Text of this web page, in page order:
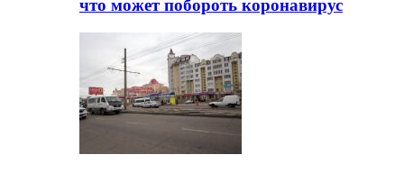
что может побороть коронавирус